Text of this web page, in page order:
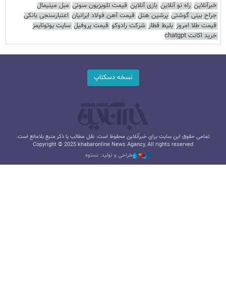
خبرآنلاین راه نو آنلاین بازی آنلاین قیمت تلویزیون سونی مبل مینیمال
جراح بینی گوشتی پرشین هتل قیمت آهن فولاد ایرانیان اعتبارسنجی بانکی
قیمت طلا امروز بلیط قطار شرکت رادوکو قیمت پروفیل سایت یوتوتایمز
خرید اکانت chatgpt
نسخه دسکتاپ
تمامی حقوق این سایت برای خبرآنلاین محفوظ است. نقل مطالب با ذکر منبع بلامانع است.
Copyright © 2025 khabaronline News Agancy, All rights reserved
طراحی و تولید: نستوه